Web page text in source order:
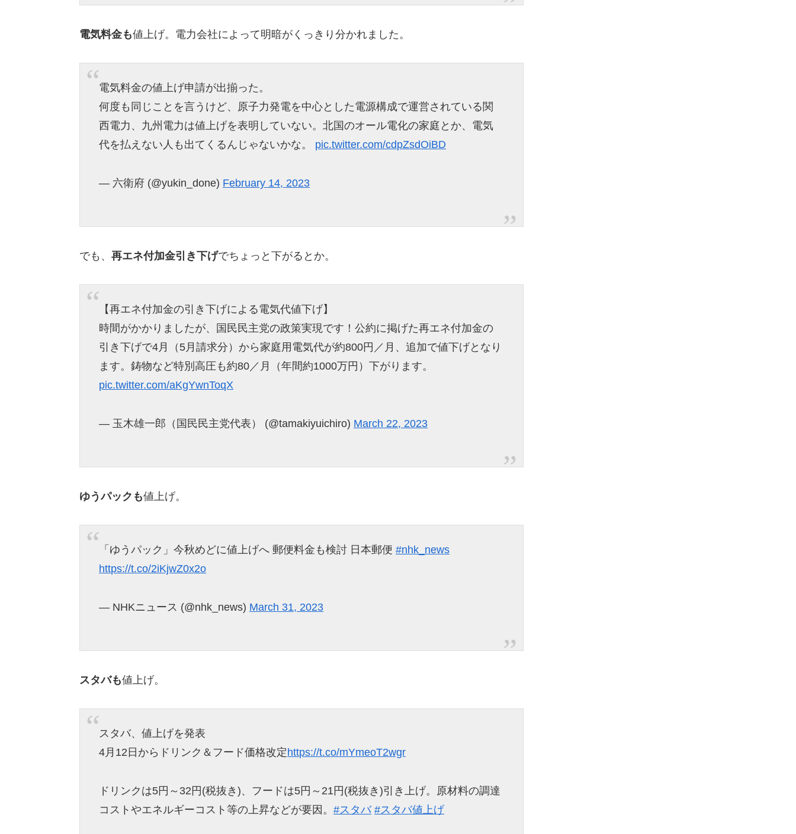
電気料金も値上げ。電力会社によって明暗がくっきり分かれました。
電気料金の値上げ申請が出揃った。
何度も同じことを言うけど、原子力発電を中心とした電源構成で運営されている関
西電力、九州電力は値上げを表明していない。北国のオール電化の家庭とか、電気
代を払えない人も出てくるんじゃないかな。 pic.twitter.com/cdpZsdOiBD
— 六衛府 (@yukin_done) February 14, 2023
でも、 再エネ付加金引き下げでちょっと下がるとか。
【再エネ付加金の引き下げによる電気代値下げ】
時間がかかりましたが、国民民主党の政策実現です！公約に掲げた再エネ付加金の
引き下げで4月（5月請求分）から家庭用電気代が約800円／月、追加で値下げとなり
ます。鋳物など特別高圧も約80／月（年間約1000万円）下がります。
pic.twitter.com/aKgYwnToqX
— 玉木雄一郎（国民民主党代表） (@tamakiyuichiro) March 22, 2023
ゆうパックも値上げ。
「ゆうパック」今秋めどに値上げへ 郵便料金も検討 日本郵便#nhk_news
https://t.co/2iKjwZ0x2o
— NHKニュース (@nhk_news) March 31, 2023
スタバも値上げ。
スタバ、値上げを発表
4月12日からドリンク＆フード価格改定 https://t.co/mYmeoT2wgr
ドリンクは5円～32円(税抜き)、フードは5円～21円(税抜き)引き上げ。原材料の調達
コストやエネルギーコスト等の上昇などが要因。#スタバ #スタバ値上げ